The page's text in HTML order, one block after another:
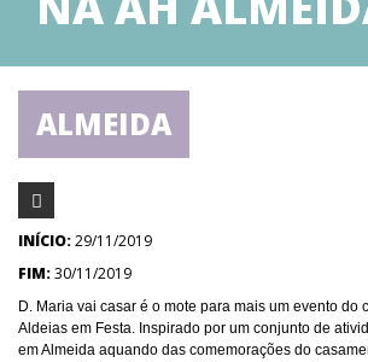
ALMEIDA
INÍCIO:29/11/2019
FIM:30/11/2019
D. Maria vai casar é o mote para mais um evento do
Aldeias em Festa. Inspirado por um conjunto de
em Almeida aquando das comemorações do